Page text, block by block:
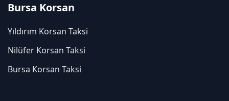
Bursa Korsan
Yıldırım Korsan Taksi
Nilüfer Korsan Taksi
Bursa Korsan Taksi